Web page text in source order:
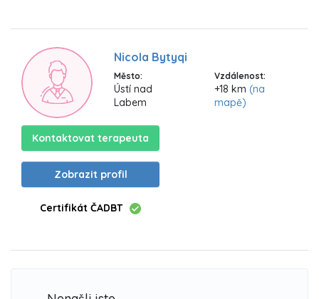
Nicola Bytyqi
Město:
Ústí nad
Labem
Vzdálenost:
+18 km(na
mapě)
Kontaktovat terapeuta
Zobrazit profil
Certifikát ČADBT